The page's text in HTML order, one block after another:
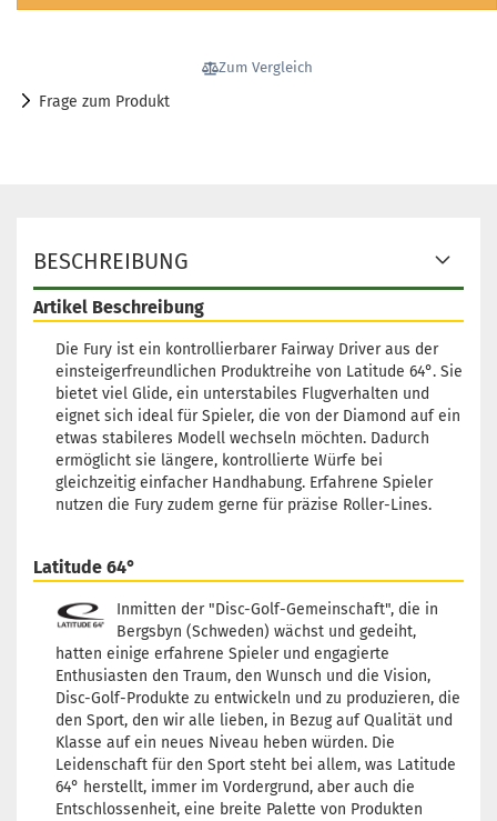
Zum Vergleich
Frage zum Produkt
BESCHREIBUNG
Artikel Beschreibung
Die Fury ist ein kontrollierbarer Fairway Driver aus der
einsteigerfreundlichen Produktreihe von Latitude 64°. Sie
bietet viel Glide, ein unterstabiles Flugverhalten und
eignet sich ideal für Spieler, die von der Diamond auf ein
etwas stabileres Modell wechseln möchten. Dadurch
ermöglicht sie längere, kontrollierte Würfe bei
gleichzeitig einfacher Handhabung. Erfahrene Spieler
nutzen die Fury zudem gerne für präzise Roller-Lines.
Latitude 64°
Inmitten der "Disc-Golf-Gemeinschaft", die in
Bergsbyn (Schweden) wächst und gedeiht,
hatten einige erfahrene Spieler und engagierte
Enthusiasten den Traum, den Wunsch und die Vision,
Disc-Golf-Produkte zu entwickeln und zu produzieren, die
den Sport, den wir alle lieben, in Bezug auf Qualität und
Klasse auf ein neues Niveau heben würden. Die
Leidenschaft für den Sport steht bei allem, was Latitude
64° herstellt, immer im Vordergrund, aber auch die
Entschlossenheit, eine breite Palette von Produkten